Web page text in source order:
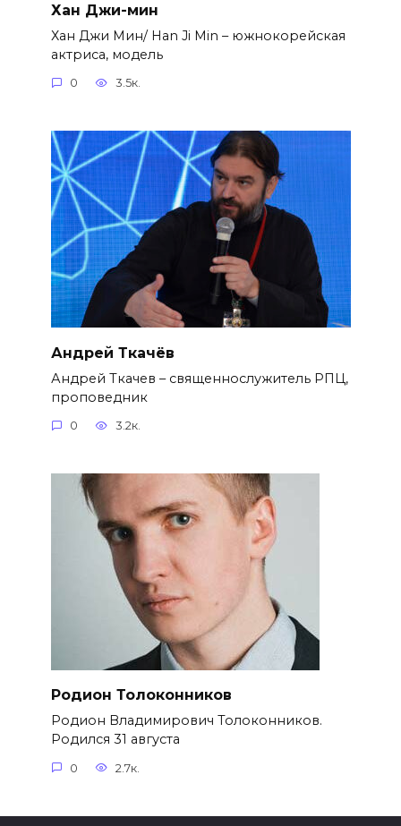
Хан Джи-мин
Хан Джи Мин/ Han Ji Min – южнокорейская
актриса, модель
0 3.5к.
Андрей Ткачёв
Андрей Ткачев – священнослужитель РПЦ,
проповедник
0 3.2к.
Родион Толоконников
Родион Владимирович Толоконников.
Родился 31 августа
0 2.7к.